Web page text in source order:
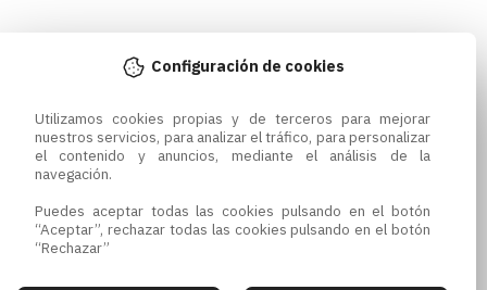
Configuración de cookies
Utilizamos cookies propias y de terceros para mejorar
nuestros servicios, para analizar el tráfico, para personalizar
el contenido y anuncios, mediante el análisis de la
navegación.
Puedes aceptar todas las cookies pulsando en el botón
“Aceptar”, rechazar todas las cookies pulsando en el botón
“Rechazar”